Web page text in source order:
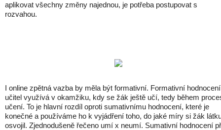
aplikovat všechny změny najednou, je potřeba postupovat s
rozvahou.
I online zpětná vazba by měla být formativní. Formativní hodnocení
učitel využívá v okamžiku, kdy se žák ještě učí, tedy během
učení. To je hlavní rozdíl oproti sumativnímu hodnocení, které je
konečné a používáme ho k vyjádření toho, do jaké míry si žák
osvojil. Zjednodušeně řečeno umí x neumí. Sumativní hodnocení